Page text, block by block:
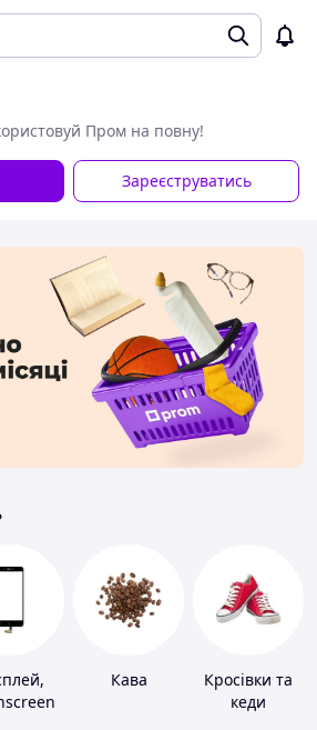
Пром на повну!
Зареєструватись
Кава
Кросівки та
кеди